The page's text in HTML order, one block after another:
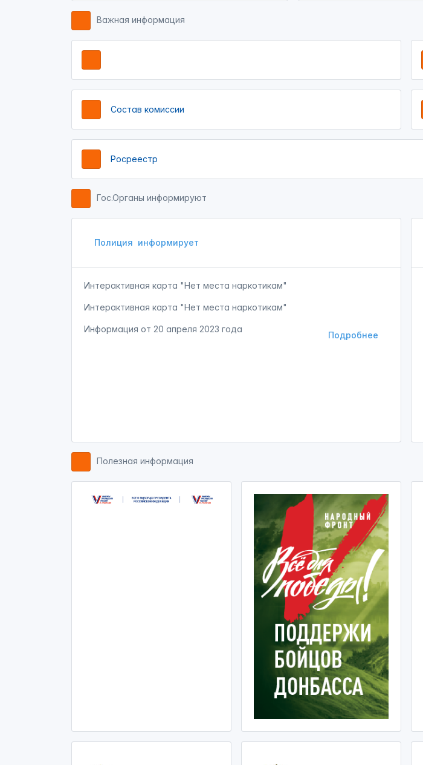
Важная информация
Состав комиссии
Росреестр
Гос.Органы информируют
Полиция информирует
Интерактивная карта "Нет места наркотикам"
Интерактивная карта "Нет места наркотикам"
Подробнее
Информация от 20 апреля 2023 года
Полезная информация